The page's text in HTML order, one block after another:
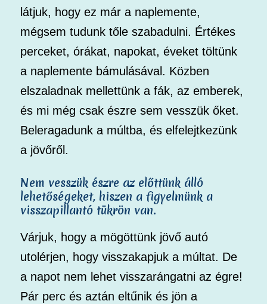
látjuk, hogy ez már a naplemente,
mégsem tudunk tőle szabadulni. Értékes
perceket, órákat, napokat, éveket töltünk
a naplemente bámulásával. Közben
elszaladnak mellettünk a fák, az emberek,
és mi még csak észre sem vesszük őket.
Beleragadunk a múltba, és elfelejtkezünk
a jövőről.
Nem vesszük észre az előttünk álló
lehetőségeket, hiszen a figyelmünk a
visszapillantó tükrön van.
Várjuk, hogy a mögöttünk jövő autó
utolérjen, hogy visszakapjuk a múltat. De
a napot nem lehet visszarángatni az égre!
Pár perc és aztán eltűnik és jön a